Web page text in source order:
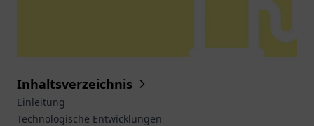
Inhaltsverzeichnis
Einleitung
Technologische Entwicklungen